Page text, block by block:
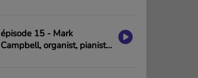
épisode 15 - Mark
Campbell, organist, pianist